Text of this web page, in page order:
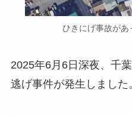
ひきにげ事故があ
2025年6月6日深夜、千
逃げ事件が発生しました